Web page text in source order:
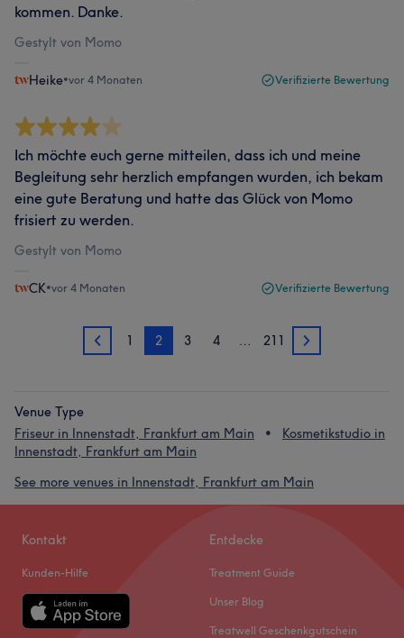
kommen. Danke.
Gestylt von Momo
Heike•vor 4 Monaten Verifizierte Bewertung
Ich möchte euch gerne mitteilen, dass ich und meine
Begleitung sehr herzlich empfangen wurden, ich bekam
eine gute Beratung und hatte das Glück von Momo
frisiert zu werden.
Gestylt von Momo
CK•vor 4 Monaten Verifizierte Bewertung
1 1 2 3 4 … 211 3
Venue Type
Friseur in Innenstadt, Frankfurt am Main
Kosmetikstudio in
Innenstadt, Frankfurt am Main
See more venues in Innenstadt, Frankfurt am Main
Kontakt
Kunden-Hilfe
Entdecke
Treatment Guide
Unser Blog
Treatwell Geschenkgutschein